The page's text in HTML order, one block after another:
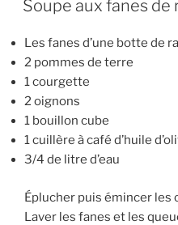
Soupe aux fanes de
Les fanes d’une botte de
2 pommes de terre
1 courgette
2 oignons
1 bouillon cube
1 cuillère à café d’huile
3/4 de litre d’eau
Éplucher puis émincer les
Laver les fanes et les